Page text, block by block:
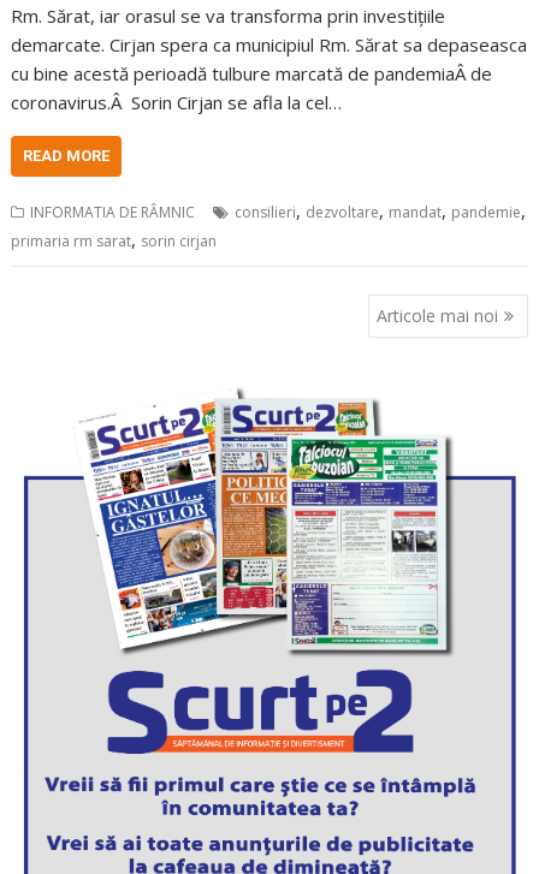
Rm. Sărat, iar orasul se va transforma prin investițiile
demarcate. Cirjan spera ca municipiul Rm. Sărat sa depaseasca
cu bine acestă perioadă tulbure marcată de pandemiaÂ de
coronavirus.Â Sorin Cirjan se afla la cel…
READ MORE
INFORMATIA DE RÂMNIC consilieri, dezvoltare, mandat, pandemie,
primaria rm sarat, sorin cirjan
Articole mai noi